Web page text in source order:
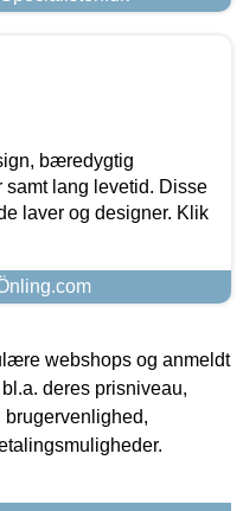
bæredygtig
samt lang levetid. Disse
laver og designer. Klik
webshops og anmeldt
deres prisniveau,